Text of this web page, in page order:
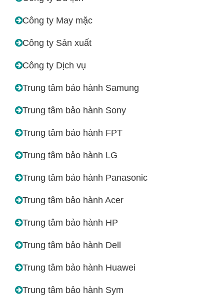
Công ty May mặc
Công ty Sản xuất
Công ty Dịch vụ
Trung tâm bảo hành Samung
Trung tâm bảo hành Sony
Trung tâm bảo hành FPT
Trung tâm bảo hành LG
Trung tâm bảo hành Panasonic
Trung tâm bảo hành Acer
Trung tâm bảo hành HP
Trung tâm bảo hành Dell
Trung tâm bảo hành Huawei
Trung tâm bảo hành Sym